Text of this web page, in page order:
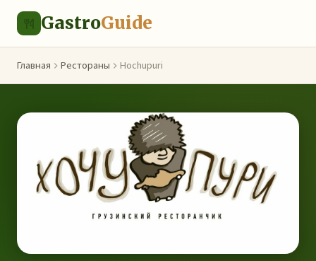
GastroGuide
Главная Рестораны Hochupuri